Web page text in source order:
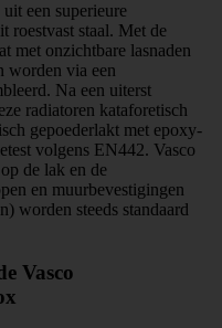
een superieure
roestvast staal. Met de
met onzichtbare lasnaden
worden via een
Na een uiterst
radiatoren kataforetisch
gepoederlakt met epoxy-
volgens EN442. Vasco
de lak en de
en muurbevestigingen
worden steeds standaard
Vasco